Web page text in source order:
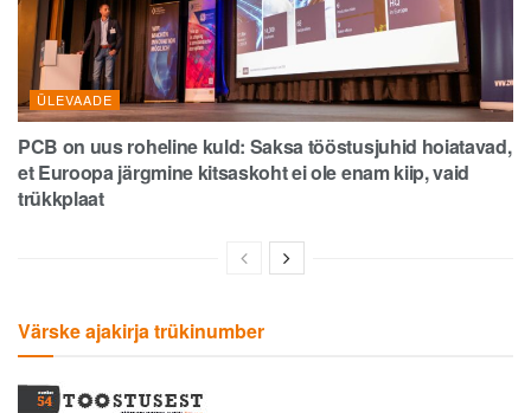
ÜLEVAADE
PCB on uus roheline kuld: Saksa tööstusjuhid hoiatavad,
et Euroopa järgmine kitsaskoht ei ole enam kiip, vaid
trükkplaat
Värske ajakirja trükinumber